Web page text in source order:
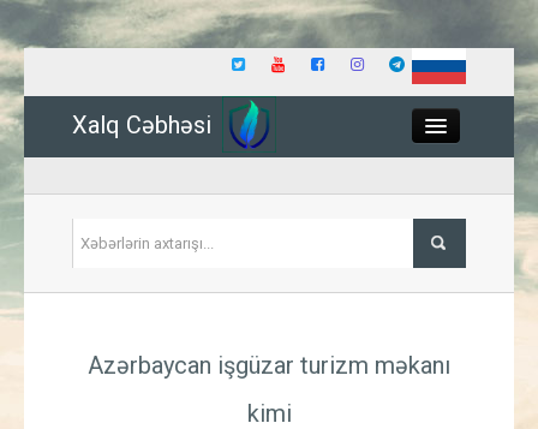
Xalq Cəbhəsi
İqtisadiyyat
Azərbaycan işgüzar turizm məkanı
kimi